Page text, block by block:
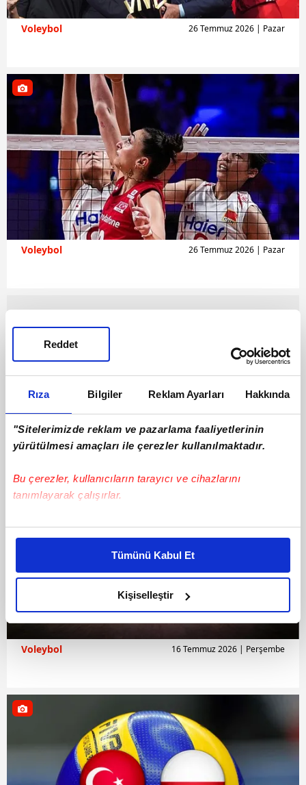
Rıza Bilgiler Reklam Ayarları Hakkında
"Sitelerimizde reklam ve pazarlama faaliyetlerinin
yürütülmesi amaçları ile çerezler kullanılmaktadır.
Bu çerezler, kullanıcıların tarayıcı ve cihazlarını
tanımlayarak çalışırlar.
Bu çerezlere izin vermeniz halinde sizlere özel
daha iyi reklam deneyimi yaşatabiliriz. Bunu yaparken
amacımızın size daha iyi bir reklam deneyimi sunmak
olduğunu ve sizlere en iyi içerikleri sunabilmek adına
elimizden gelen çabayı gösterdiğimizi ve bu noktada,
reklamların maliyetlerimizi karşılamak noktasında tek gelir
kalemimiz olduğunu sizlere hatırlatmak isteriz.
takdirde, kullanıcılara hedefli reklamlar
gösterilmeyecektir."
Sizlere daha iyi bir hizmet sunabilmek için İnternet
Sitemizde kendimize ve üçüncü kişilere ait çerezler
kullanılmaktadır. Bu çerezler vasıtasıyla çeşitli kişisel
Tümünü Kabul Et
Kişiselleştir
Reddet
Voleybol 26 Temmuz 2026 | Pazar
Voleybol 26 Temmuz 2026 | Pazar
Voleybol 16 Temmuz 2026 | Perşembe